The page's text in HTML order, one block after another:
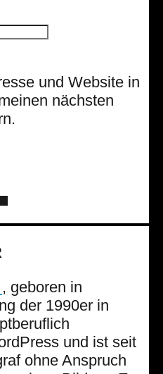
und Website in
nächsten
, geboren in
der 1990er in
und ist seit
ohne Anspruch